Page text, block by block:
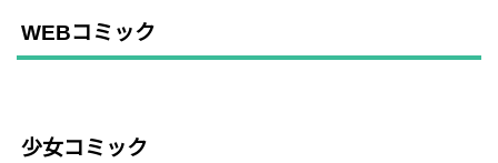
WEBコミック
少女コミック